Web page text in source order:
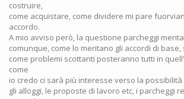
costruire,
come acquistare, come dividere mi pare
accordo.
A mio avviso però, la questione parcheggi
comunque, come lo meritano gli accordi di
come problemi scottanti posteranno tutti in
come
io credo ci sarà più interesse verso la
gli alloggi, le proposte di lavoro etc, i parcheggi